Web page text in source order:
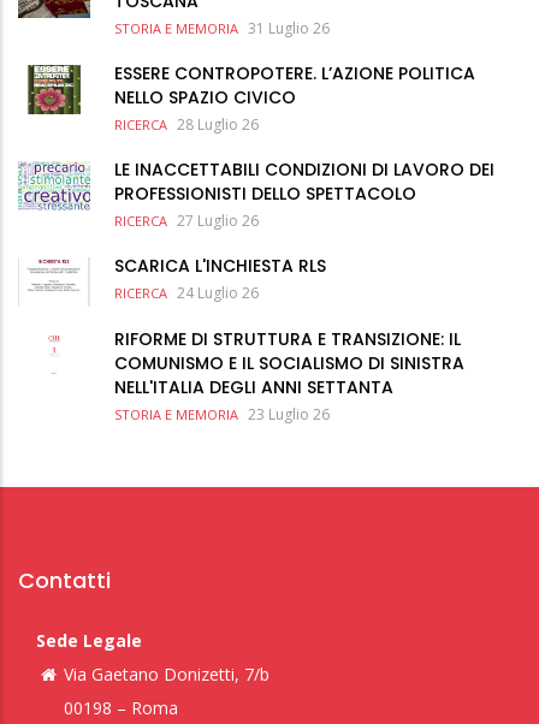
STORIA E MEMORIA 31 Luglio 26
ESSERE CONTROPOTERE. L’AZIONE POLITICA
NELLO SPAZIO CIVICO
RICERCA 28 Luglio 26
LE INACCETTABILI CONDIZIONI DI LAVORO DEI
PROFESSIONISTI DELLO SPETTACOLO
RICERCA 27 Luglio 26
SCARICA L'INCHIESTA RLS
RICERCA 24 Luglio 26
RIFORME DI STRUTTURA E TRANSIZIONE: IL
COMUNISMO E IL SOCIALISMO DI SINISTRA
NELL'ITALIA DEGLI ANNI SETTANTA
STORIA E MEMORIA 23 Luglio 26
Contatti
Sede Legale
Via Gaetano Donizetti, 7/b
00198 – Roma